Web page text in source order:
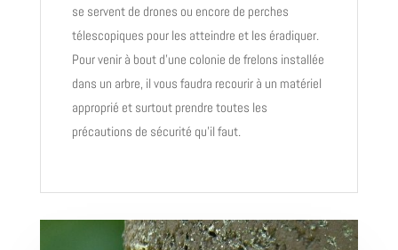
se servent de drones ou encore de perches
télescopiques pour les atteindre et les éradiquer.
Pour venir à bout d’une colonie de frelons installée
dans un arbre, il vous faudra recourir à un matériel
approprié et surtout prendre toutes les
précautions de sécurité qu’il faut.